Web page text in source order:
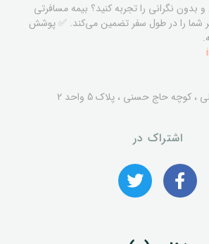
بدون نگرانی را تجربه کنید؟ بیمه مسافرتی
شما را در طول سفر تضمین می‌کند. ✅ پوشش
کوچه حاج حسنی ، پلاک 5 واحد 2
اشتراک در